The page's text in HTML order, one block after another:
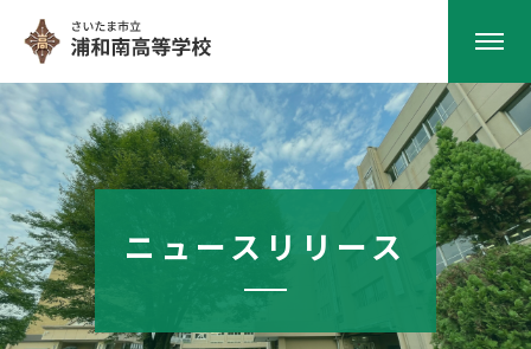
HOME
学校紹介
南高の教育
ニュースリリース